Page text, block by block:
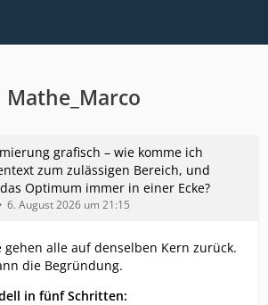
grafisch – wie komme ich
zum zulässigen Bereich, und
Optimum immer in einer Ecke?
6. August 2026 um 21:15
gehen alle auf denselben Kern zurück.
die Begründung.
in fünf Schritten: